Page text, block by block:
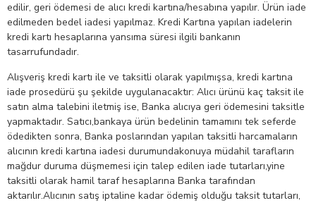
edilir, geri ödemesi de alıcı kredi kartına/hesabına yapılır. Ürün iade
edilmeden bedel iadesi yapılmaz. Kredi Kartına yapılan iadelerin
kredi kartı hesaplarına yansıma süresi ilgili bankanın
tasarrufundadır.
Alışveriş kredi kartı ile ve taksitli olarak yapılmışsa, kredi kartına
iade prosedürü şu şekilde uygulanacaktır: Alıcı ürünü kaç taksit ile
satın alma talebini iletmiş ise, Banka alıcıya geri ödemesini taksitle
yapmaktadır. Satıcı,bankaya ürün bedelinin tamamını tek seferde
ödedikten sonra, Banka poslarından yapılan taksitli harcamaların
alıcının kredi kartına iadesi durumundakonuya müdahil tarafların
mağdur duruma düşmemesi için talep edilen iade tutarları,yine
taksitli olarak hamil taraf hesaplarına Banka tarafından
aktarılır.Alıcının satış iptaline kadar ödemiş olduğu taksit tutarları,